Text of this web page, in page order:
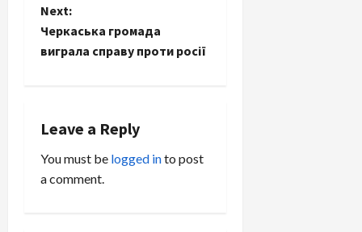
t
n
v
i
g
Next:
Черкаська громада
виграла справу проти росії
Leave a Reply
You must be logged into post
a comment.